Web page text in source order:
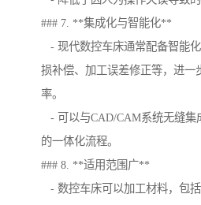
### 7. **集成化与智能化**
- 现代数控车床通常配备智能
损补偿、加工误差修正等，进一
率。
- 可以与CAD/CAM系统无缝集
的一体化流程。
### 8. **适用范围广**
- 数控车床可以加工材料，包